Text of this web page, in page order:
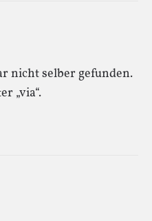
nicht selber gefunden.
„via“.